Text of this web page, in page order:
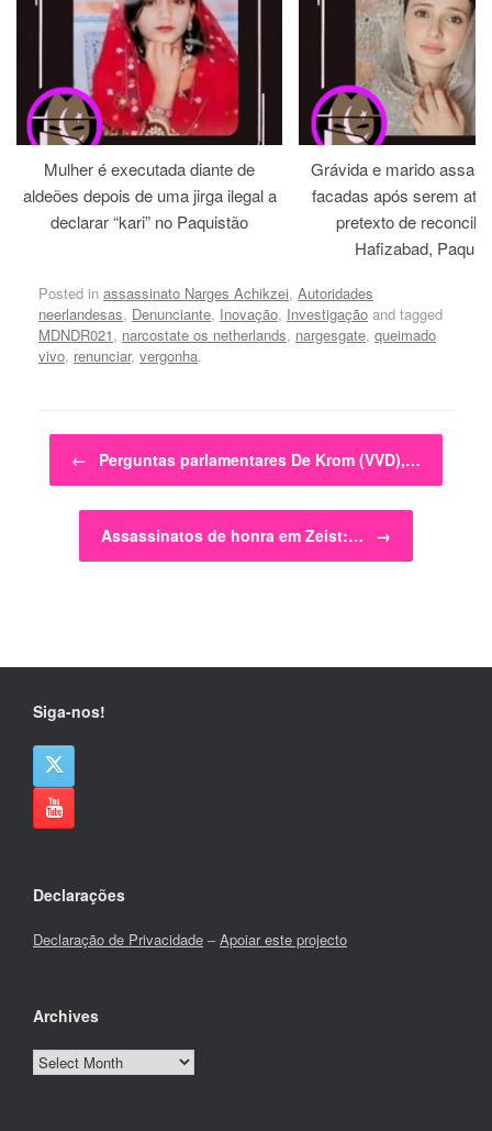
Mulher é executada diante de
aldeões depois de uma jirga ilegal a
declarar “kari” no Paquistão
Grávida e marido
facadas após serem
pretexto de
Hafizabad,
Posted in assassinato Narges Achikzei, Autoridades
neerlandesas, Denunciante, Inovação, Investigação and tagged
MDNDR021, narcostate os netherlands, nargesgate, queimado
vivo, renunciar, vergonha.
Post navigation
← Perguntas parlamentares De Krom (VVD),…
Assassinatos de honra em Zeist:… →
Siga-nos!
Declarações
Declaração de Privacidade –Apoiar este projecto
Archives
Archives